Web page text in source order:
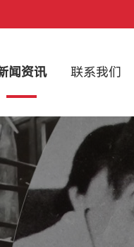
闻资讯 联系我们